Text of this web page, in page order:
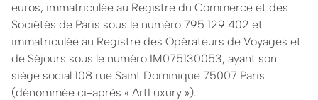
euros, immatriculée au Registre du Commerce et des
Sociétés de Paris sous le numéro 795 129 402 et
immatriculée au Registre des Opérateurs de Voyages et
de Séjours sous le numéro IM075130053, ayant son
siège social 108 rue Saint Dominique 75007 Paris
(dénommée ci-après « ArtLuxury »).